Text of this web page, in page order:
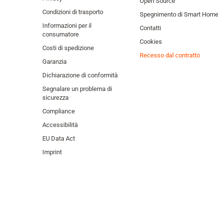
Condizioni di trasporto
Informazioni per il
consumatore
Costi di spedizione
Garanzia
Dichiarazione di conformità
Segnalare un problema di
sicurezza
Compliance
Accessibilità
EU Data Act
Imprint
Spegnimento di Smart Home
Contatti
Cookies
Recesso dal contratto